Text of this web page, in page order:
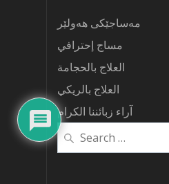
مەساجێکی هەولێر
مساج إحترافي
العلاج بالحجامة
العلاج بالريكي
آراء زبائننا الكرام
Search
for: